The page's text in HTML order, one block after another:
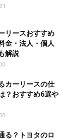
リースおすすめ
金・法人・個人
解説
カーリースの仕
？おすすめ6選や
る？トヨタのロ